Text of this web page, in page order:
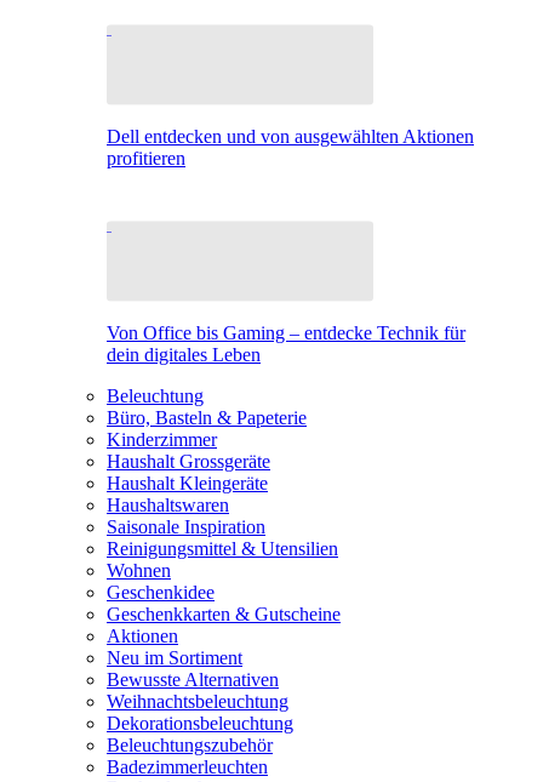
Dell entdecken und von ausgewählten Aktionen
profitieren
Von Office bis Gaming – entdecke Technik für
dein digitales Leben
Beleuchtung
Büro, Basteln & Papeterie
Kinderzimmer
Haushalt Grossgeräte
Haushalt Kleingeräte
Haushaltswaren
Saisonale Inspiration
Reinigungsmittel & Utensilien
Wohnen
Geschenkidee
Geschenkkarten & Gutscheine
Aktionen
Neu im Sortiment
Bewusste Alternativen
Weihnachtsbeleuchtung
Dekorationsbeleuchtung
Beleuchtungszubehör
Badezimmerleuchten